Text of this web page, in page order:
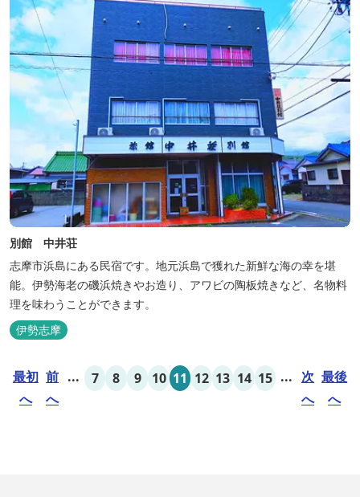
別館 中井荘
志摩市浜島にある民宿です。地元浜島で獲れた新鮮な海の幸を堪
能。伊勢海老の磯浜焼きやお造り、アワビの陶板焼きなど、名物料
理を味わうことができます。
伊勢志摩
最初
へ
前
へ
... 7 8 9 10 11 12 13 14 15 ... 次
へ
最後
へ